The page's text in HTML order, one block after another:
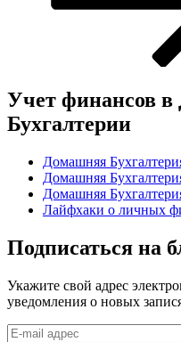
Учет финансов
Бухгалтерии
Домашняя
Домашняя
Домашняя
Лайфхаки о личных
Подписаться на
Укажите свой адрес
уведомления о новых
E-